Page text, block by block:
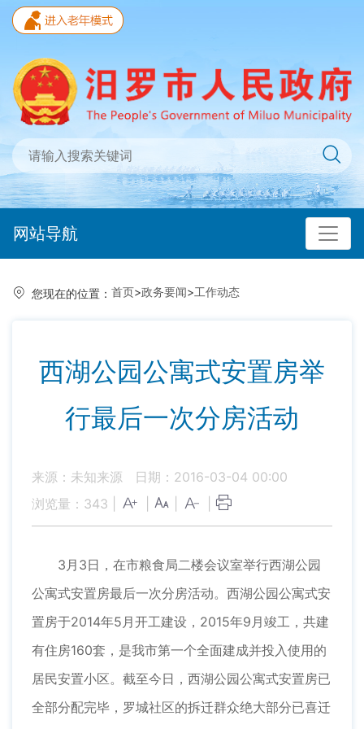
网站导航
您现在的位置： 首页>政务要闻>工作动态
西湖公园公寓式安置房举
行最后一次分房活动
来源：未知来源
日期：2016-03-04 00:00
浏览量： 343
3月3日，在市粮食局二楼会议室举行西湖公园
公寓式安置房最后一次分房活动。西湖公园公寓式安
置房于2014年5月开工建设，2015年9月竣工，共建
有住房160套，是我市第一个全面建成并投入使用的
居民安置小区。截至今日，西湖公园公寓式安置房已
全部分配完毕，罗城社区的拆迁群众绝大部分已喜迁